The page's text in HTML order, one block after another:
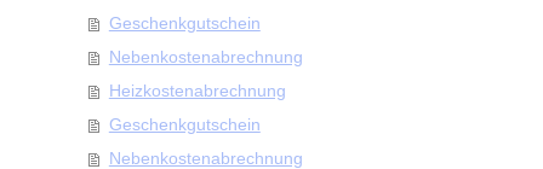
Geschenkgutschein
Nebenkostenabrechnung
Heizkostenabrechnung
Geschenkgutschein
Nebenkostenabrechnung